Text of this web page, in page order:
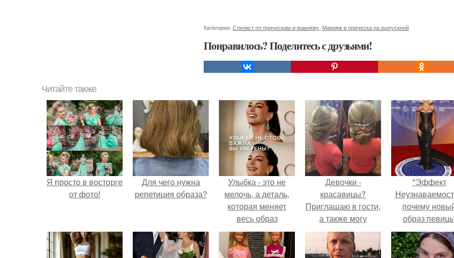
Категории: Стилист по прическам и макияжу Макияж и прическа на выпускной
Понравилось? Поделитесь с друзьями!
Читайте также
Я просто в восторге
от фото!
Для чего нужна
репетиция образа?
Улыбка - это не
мелочь, а деталь,
которая меняет
весь образ
человека.
Девочки -
красавицы?
Приглашаю в гости,
а также могу
приехать к вам (по
городу).
"Эффект
почему
образ
вызвал
гранях
возможного?